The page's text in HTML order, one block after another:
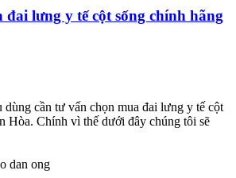
lưng y tế cột sống chính hãng
cần tư vấn chọn mua đai lưng y tế cột
Hòa. Chính vì thế dưới đây chúng tôi sẽ